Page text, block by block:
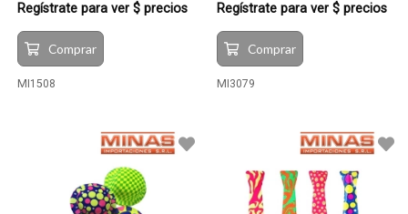
Regístrate para ver $ precios
Comprar
MI1508
Regístrate para ver $ precios
Comprar
MI3079